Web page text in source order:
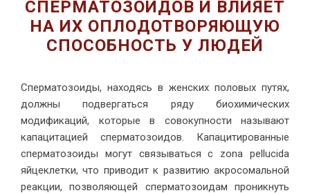
СПЕРМАТОЗОИДОВ И ВЛИЯЕТ
НА ИХ ОПЛОДОТВОРЯЮЩУЮ
СПОСОБНОСТЬ У ЛЮДЕЙ
Сперматозоиды, находясь в женских половых путях,
должны подвергаться ряду биохимических
модификаций, которые в совокупности называют
капацитацией сперматозоидов. Капацитированные
сперматозоиды могут связываться с zona pellucida
яйцеклетки, что приводит к развитию акросомальной
реакции, позволяющей сперматозоидам проникнуть